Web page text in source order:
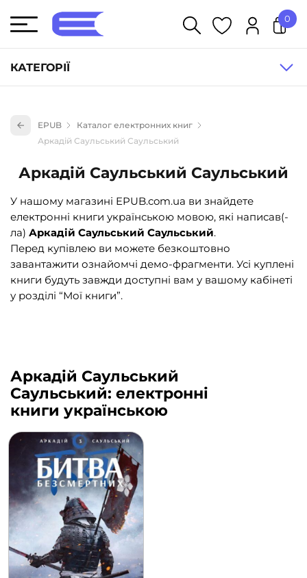
КАТЕГОРІЇ
Книги для дітей (833)
Науково-популярна література (1015)
Навчальна література та посібники (527)
Енциклопедії, довідники, словники (55)
Подарункові сертифікати (1)
0
EPUB
Каталог електронних книг
Аркадій Саульський Саульський
Аркадій Саульський Саульський
У нашому магазині EPUB.com.ua ви знайдете
електронні книги українською мовою, які написав(-
ла) Аркадій Саульський Саульський.
Перед купівлею ви можете безкоштовно
завантажити ознайомчі демо-фрагменти. Усі куплені
книги будуть завжди доступні вам у вашому кабінеті
у розділі “Мої книги”.
Аркадій Саульський
Саульський: електронні
книги українською